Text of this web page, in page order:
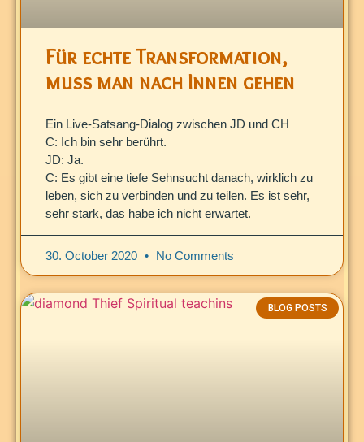
Für echte Transformation,
muss man nach Innen gehen
Ein Live-Satsang-Dialog zwischen JD und CH
C: Ich bin sehr berührt.
JD: Ja.
C: Es gibt eine tiefe Sehnsucht danach, wirklich zu
leben, sich zu verbinden und zu teilen. Es ist sehr,
sehr stark, das habe ich nicht erwartet.
30. October 2020 No Comments
BLOG POSTS